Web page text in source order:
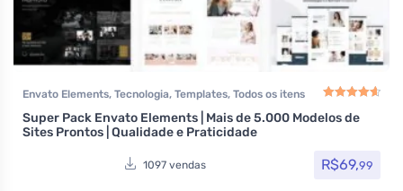
Envato Elements, Tecnologia, Templates, Todos os itens
Avaliação
Super Pack Envato Elements | Mais de 5.000 Modelos de
Sites Prontos | Qualidade e Praticidade
1097 vendas R$69,99